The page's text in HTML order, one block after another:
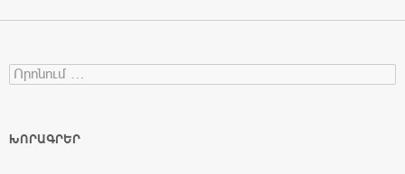
Search for:
ԽՈՐԱԳՐԵՐ